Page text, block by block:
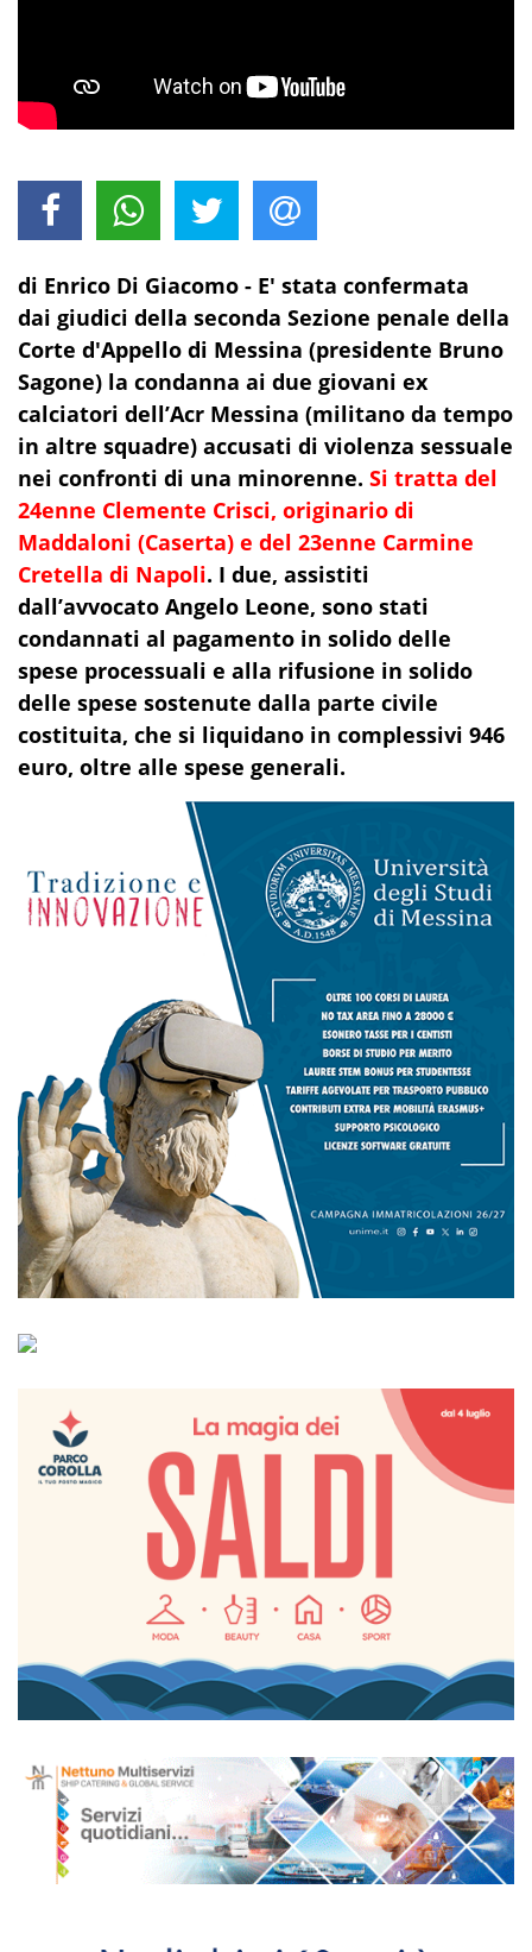
di Enrico Di Giacomo - E' stata confermata
dai giudici della seconda Sezione penale della
Corte d'Appello di Messina (presidente Bruno
Sagone) la condanna ai due giovani ex
calciatori dell’Acr Messina (militano da tempo
in altre squadre) accusati di violenza sessuale
nei confronti di una minorenne. Si tratta del
24enne Clemente Crisci, originario di
Maddaloni (Caserta) e del 23enne Carmine
Cretella di Napoli. I due, assistiti
dall’avvocato Angelo Leone, sono stati
condannati al pagamento in solido delle
spese processuali e alla rifusione in solido
delle spese sostenute dalla parte civile
costituita, che si liquidano in complessivi 946
euro, oltre alle spese generali.